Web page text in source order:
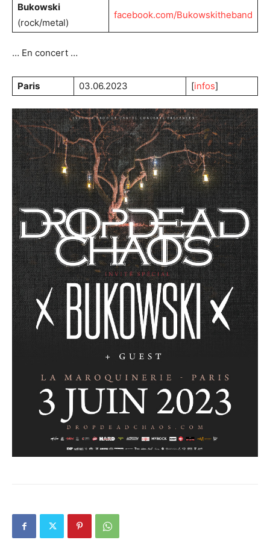
Bukowski
(rock/metal)
facebook.com/Bukowskitheband
… En concert …
Paris 03.06.2023 [infos]